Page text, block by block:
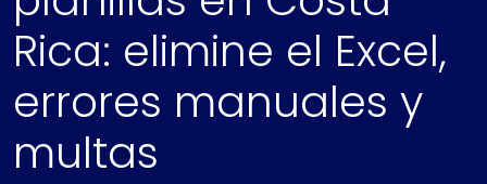
Rica: elimine el Excel,
errores manuales y
multas